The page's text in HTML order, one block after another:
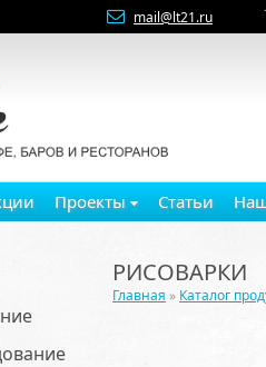
mail@lt21.ru
Проекты Статьи
РИСОВАРКИ
Главная » Каталог